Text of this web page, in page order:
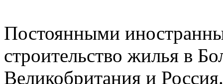
Постоянными
строительство жилья в
Великобритания и